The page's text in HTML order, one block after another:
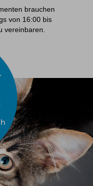
brauchen
von 16:00 bis
vereinbaren.